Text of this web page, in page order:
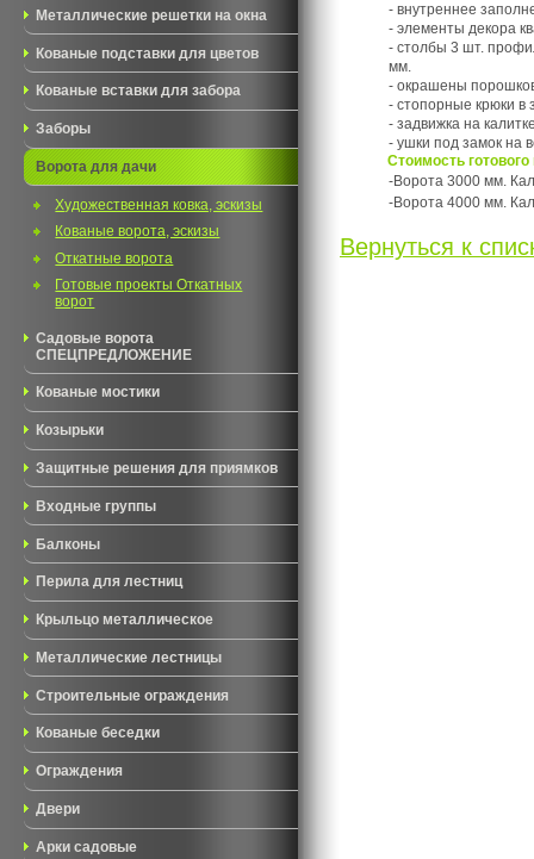
Металлические решетки на окна
Кованые подставки для цветов
Кованые вставки для забора
Заборы
Ворота для дачи
Художественная ковка, эскизы
Кованые ворота, эскизы
Откатные ворота
Готовые проекты Откатных
ворот
Садовые ворота
СПЕЦПРЕДЛОЖЕНИЕ
Кованые мостики
Козырьки
Защитные решения для приямков
Входные группы
Балконы
Перила для лестниц
Крыльцо металлическое
Металлические лестницы
Строительные ограждения
Кованые беседки
Ограждения
Двери
Арки садовые
- внутреннее
- элементы декора
- столбы 3 шт.
мм.
- окрашены
- стопорные крюки в
- задвижка на
- ушки под замок на
Стоимость
-Ворота 3000 мм.
-Ворота 4000 мм.
Вернуться к